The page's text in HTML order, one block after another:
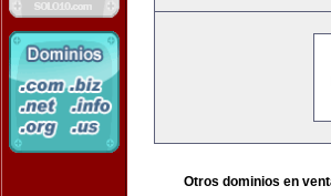
Otros dominios en